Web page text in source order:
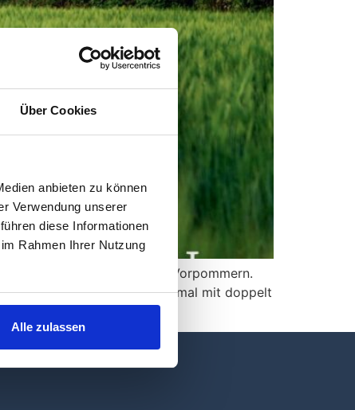
Über Cookies
anbieten zu können
Verwendung unserer
diese Informationen
Rahmen Ihrer Nutzung
Alle zulassen
Mecklenburg-Vorpommern.
2025 herausgegeben – diesmal mit doppelt